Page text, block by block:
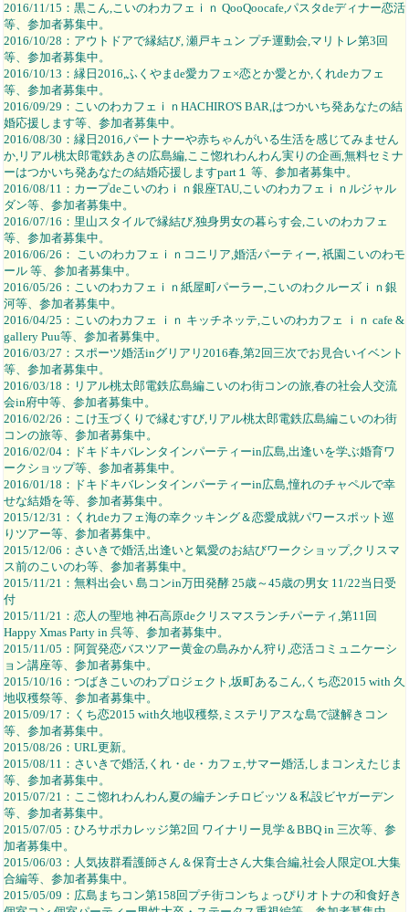
2016/11/15：黒こん,こいのわカフェｉｎ QooQoocafe,パスタdeディナー恋活
等、参加者募集中。
2016/10/28：アウトドアで縁結び, 瀬戸キュン プチ運動会,マリトレ第3回
等、参加者募集中。
2016/10/13：縁日2016,ふくやまde愛カフェ×恋とか愛とか,くれdeカフェ
等、参加者募集中。
2016/09/29：こいのわカフェｉｎHACHIRO'S BAR,はつかいち発あなたの結
婚応援します等、参加者募集中。
2016/08/30：縁日2016,パートナーや赤ちゃんがいる生活を感じてみません
か,リアル桃太郎電鉄あきの広島編,ここ惚れわんわん実りの企画,無料セミナ
ーはつかいち発あなたの結婚応援しますpart１ 等、参加者募集中。
2016/08/11：カープdeこいのわｉｎ銀座TAU,こいのわカフェｉｎルジャル
ダン等、参加者募集中。
2016/07/16：里山スタイルで縁結び,独身男女の暮らす会,こいのわカフェ
等、参加者募集中。
2016/06/26： こいのわカフェｉｎコニリア,婚活パーティー, 祇園こいのわモ
ール 等、参加者募集中。
2016/05/26：こいのわカフェｉｎ紙屋町パーラー,こいのわクルーズｉｎ銀
河等、参加者募集中。
2016/04/25：こいのわカフェ ｉｎ キッチネッテ,こいのわカフェ ｉｎ cafe &
gallery Puu等、参加者募集中。
2016/03/27：スポーツ婚活inグリアリ2016春,第2回三次でお見合いイベント
等、参加者募集中。
2016/03/18：リアル桃太郎電鉄広島編こいのわ街コンの旅,春の社会人交流
会in府中等、参加者募集中。
2016/02/26：こけ玉づくりで縁むすび,リアル桃太郎電鉄広島編こいのわ街
コンの旅等、参加者募集中。
2016/02/04：ドキドキバレンタインパーティーin広島,出逢いを学ぶ婚育ワ
ークショップ等、参加者募集中。
2016/01/18：ドキドキバレンタインパーティーin広島,憧れのチャペルで幸
せな結婚を等、参加者募集中。
2015/12/31：くれdeカフェ海の幸クッキング＆恋愛成就パワースポット巡
りツアー等、参加者募集中。
2015/12/06：さいきで婚活,出逢いと氣愛のお結びワークショップ,クリスマ
ス前のこいのわ等、参加者募集中。
2015/11/21：無料出会い 島コンin万田発酵 25歳～45歳の男女 11/22当日受
付
2015/11/21：恋人の聖地 神石高原deクリスマスランチパーティ,第11回
Happy Xmas Party in 呉等、参加者募集中。
2015/11/05：阿賀発恋バスツアー黄金の島みかん狩り,恋活コミュニケーシ
ョン講座等、参加者募集中。
2015/10/16：つばきこいのわプロジェクト,坂町あるこん,くち恋2015 with 久
地収穫祭等、参加者募集中。
2015/09/17：くち恋2015 with久地収穫祭,ミステリアスな島で謎解きコン
等、参加者募集中。
2015/08/26：URL更新。
2015/08/11：さいきで婚活,くれ・de・カフェ,サマー婚活,しまコンえたじま
等、参加者募集中。
2015/07/21：ここ惚れわんわん夏の編チンチロビッツ＆私設ビヤガーデン
等、参加者募集中。
2015/07/05：ひろサポカレッジ第2回 ワイナリー見学＆BBQ in 三次等、参
加者募集中。
2015/06/03：人気抜群看護師さん＆保育士さん大集合編,社会人限定OL大集
合編等、参加者募集中。
2015/05/09：広島まちコン第158回プチ街コンちょっぴりオトナの和食好き